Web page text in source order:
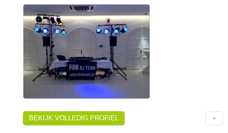
BEKIJK VOLLEDIG PROFIEL